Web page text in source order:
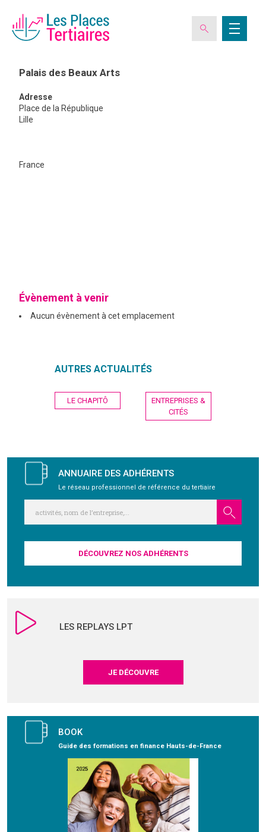
ESPACE ADHÉRENT
PUBLICATIONS
Palais des Beaux Arts
Adresse
Place de la République
Lille
France
Évènement à venir
Aucun évènement à cet emplacement
AUTRES ACTUALITÉS
Navigation
de
LE CHAPITÔ
ENTREPRISES &
CITÉS
ANNUAIRE DES ADHÉRENTS
Le réseau professionnel de référence du tertiaire
DÉCOUVREZ NOS ADHÉRENTS
LES REPLAYS LPT
JE DÉCOUVRE
BOOK
Guide des formations en finance Hauts-de-France